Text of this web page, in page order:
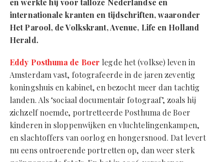
en werkte hij voor talloze Nederlandse en
internationale kranten en tijdschriften, waaronder
Het Parool, de Volkskrant, Avenue, Life en Holland
Herald.
Eddy Posthuma de Boer legde het (volkse) leven in
Amsterdam vast, fotografeerde in de jaren zeventig
koningshuis en kabinet, en bezocht meer dan tachtig
landen. Als ‘sociaal documentair fotograaf’, zoals hij
zichzelf noemde, portretteerde Posthuma de Boer
kinderen in sloppenwijken en vluchtelingenkampen,
en slachtoffers van oorlog en hongersnood. Dat levert
nu eens ontroerende portretten op, dan weer sterk